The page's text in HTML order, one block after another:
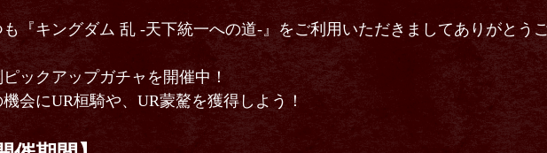
も『キングダム 乱 -天下統一への道-』をご利用いただきましてありがとうご
ックアップガチャを開催中！
機会にUR桓騎や、UR蒙驁を獲得しよう！